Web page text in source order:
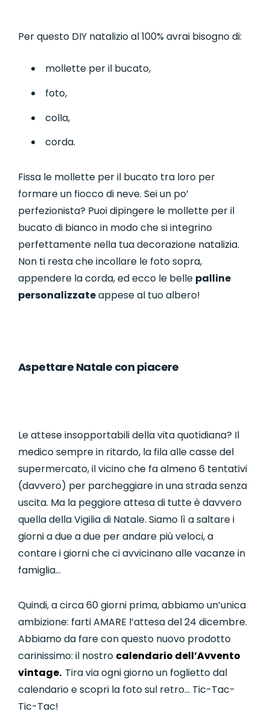
Perquesto DIY natalizio al 100% avrai bisogno di:
mollette per il bucato,
foto,
colla,
corda.
Fissa le mollette per il bucato tra loro per
formare un fiocco di neve. Sei un po’
perfezionista? Puoi dipingere le mollette per il
bucato di bianco in modo che si integrino
perfettamente nella tua decorazione natalizia.
Non ti resta che incollare le foto sopra,
appendere la corda, ed ecco le belle palline
personalizzateappese al tuo albero!
Aspettare Natale con piacere
Le attese insopportabili della vita quotidiana? Il
medico sempre in ritardo, la fila alle casse del
supermercato, il vicino che fa almeno 6 tentativi
(davvero) per parcheggiare in una strada senza
uscita. Ma la peggiore attesa di tutte è davvero
quella della Vigilia di Natale. Siamo lì a saltare i
giorni a due a due per andare più veloci, a
contare i giorni che ci avvicinano alle vacanze in
famiglia…
Quindi, a circa 60 giorni prima, abbiamo un’unica
ambizione: farti AMARE l’attesa del 24 dicembre.
Abbiamo da fare con questo nuovo prodotto
carinissimo: il nostro calendario dell’Avvento
vintage. Tira via ogni giorno un foglietto dal
calendario e scopri la foto sul retro… Tic-Tac-
Tic-Tac!